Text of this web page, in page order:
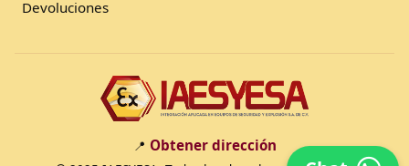
Devoluciones
📍 Obtener dirección